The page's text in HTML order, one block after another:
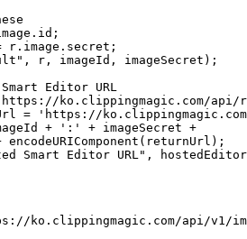
r.image.secret;
r, imageId, imageSecret);
Editor URL
ko.clippingmagic.com/
= 'https://
+ ':' + imageSecret +
encodeURIComponent(returnUrl);
Smart Editor URL",
ko.clippingmagic.com/api/v1/